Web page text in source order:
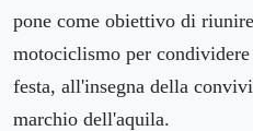
pone come obiettivo di
motociclismo per
festa, all'insegna della
marchio dell'aquila.